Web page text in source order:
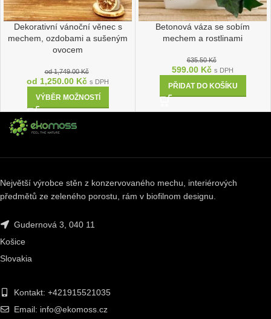
Dekorativní vánoční věnec s
mechem, ozdobami a sušeným
ovocem
od1,749.00Kč
od 1,250.00 Kč s DPH
VÝBĚR MOŽNOSTÍ
Betonová váza se sobím
mechem a rostlinami
635.50Kč
599.00 Kč s DPH
PŘIDAT DO KOŠÍKU
Největší výrobce stěn z konzervovaného mechu, interiérových
předmětů ze zeleného porostu, rám v biofilnom designu.
Gudernová 3, 040 11
Košice
Slovakia
Kontakt: +421915521035
Email: info@ekomoss.cz